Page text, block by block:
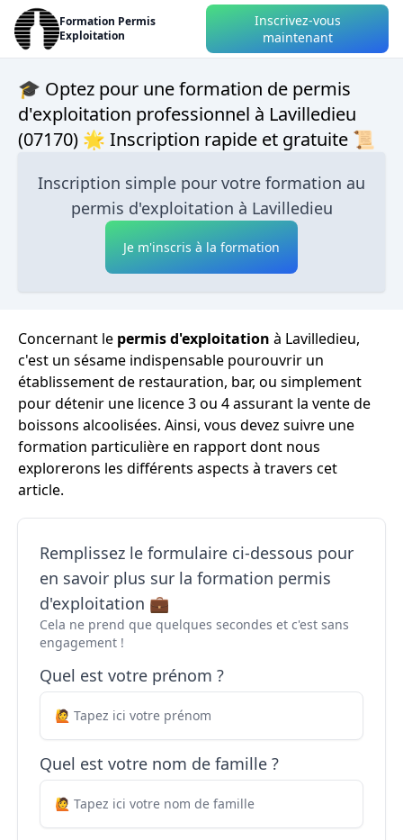
Formation Permis
Exploitation
Inscrivez-vous
maintenant
🎓 Optez pour une formation de permis
d'exploitation professionnel à Lavilledieu
(07170) 🌟 Inscription rapide et gratuite 📜
Inscription simple pour votre formation au
permis d'exploitation à Lavilledieu
Je m'inscris à la formation
Concernant le permis d'exploitation à Lavilledieu,
c'est un sésame indispensable pourouvrir un
établissement de restauration, bar, ou simplement
pour détenir une licence 3 ou 4 assurant la vente de
boissons alcoolisées. Ainsi, vous devez suivre une
formation particulière en rapport dont nous
explorerons les différents aspects à travers cet
article.
Remplissez le formulaire ci-dessous pour
en savoir plus sur la formation permis
d'exploitation 💼
Cela ne prend que quelques secondes et c'est sans
engagement !
Quel est votre prénom ?
Quel est votre nom de famille ?